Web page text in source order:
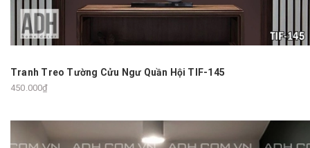
Tranh Treo Tường Cửu Ngư Quần Hội TIF-145
450.000₫